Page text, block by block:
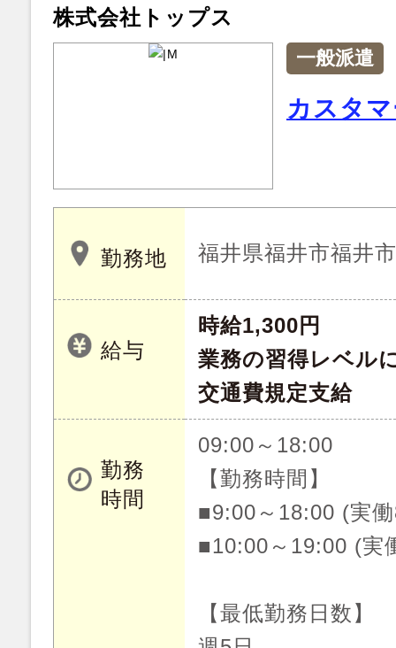
株式会社トップス
一般派遣
カスタ
勤務地 福井県福井市福井
給与
時給1,300円
業務の習得レベル
交通費規定支給
勤務
時間
09:00～18:00
【勤務時間】
■9:00～18:00 (実
■10:00～19:00 (実
【最低勤務日数】